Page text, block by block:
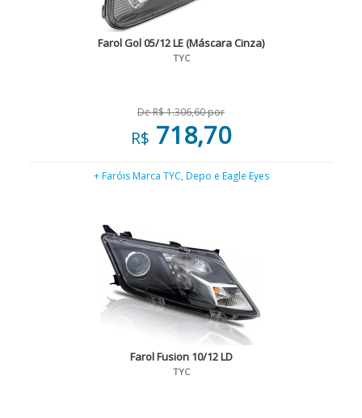
Farol Gol 05/12 LE (Máscara Cinza)
TYC
De R$ 1.306,60 por
R$ 718,70
+ Faróis Marca TYC, Depo e Eagle Eyes
Farol Fusion 10/12 LD
TYC